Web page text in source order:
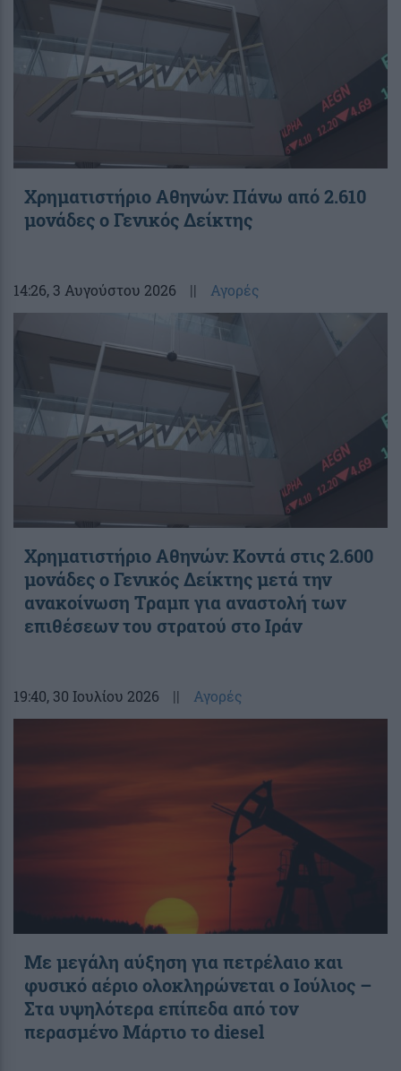
Χρηματιστήριο Αθηνών: Πάνω από 2.610
μονάδες ο Γενικός Δείκτης
14:26, 3 Αυγούστου 2026 || Αγορές
Χρηματιστήριο Αθηνών: Κοντά στις 2.600
μονάδες ο Γενικός Δείκτης μετά την
ανακοίνωση Τραμπ για αναστολή των
επιθέσεων του στρατού στο Ιράν
19:40, 30 Ιουλίου 2026 || Αγορές
Με μεγάλη αύξηση για πετρέλαιο και
φυσικό αέριο ολοκληρώνεται ο Ιούλιος –
Στα υψηλότερα επίπεδα από τον
περασμένο Μάρτιο το diesel